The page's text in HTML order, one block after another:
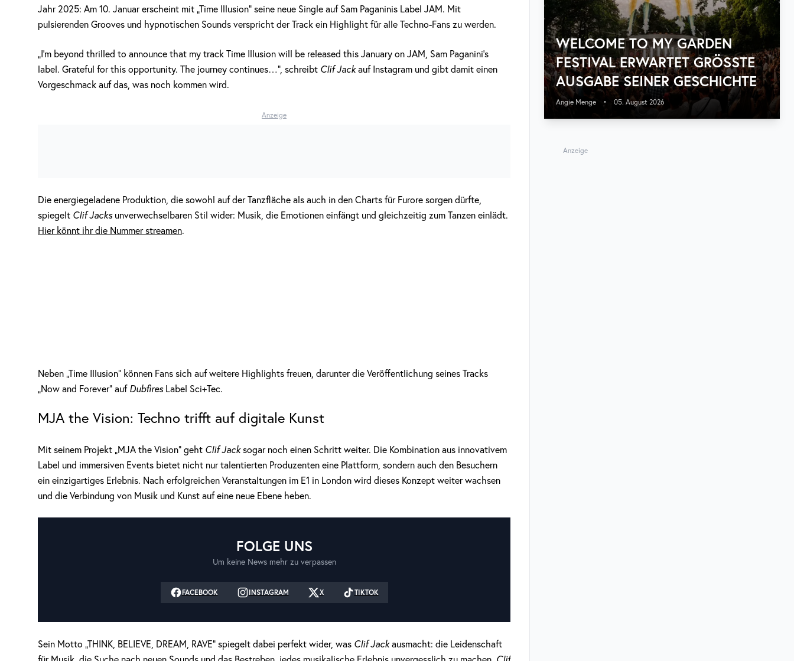
Jahr 2025: Am 10. Januar erscheint mit „Time Illusion“ seine neue Single auf Sam Paganinis Label JAM. Mit
pulsierenden Grooves und hypnotischen Sounds verspricht der Track ein Highlight für alle Techno-Fans zu werden.
„I’m beyond thrilled to announce that my track Time Illusion will be released this January on JAM, Sam Paganini’s
label. Grateful for this opportunity. The journey continues…“, schreibt Clif Jackauf Instagram und gibt damit einen
Vorgeschmack auf das, was noch kommen wird.
Anzeige
Die energiegeladene Produktion, die sowohl auf der Tanzfläche als auch in den Charts für Furore sorgen dürfte,
spiegelt Clif Jacksunverwechselbaren Stil wider: Musik, die Emotionen einfängt und gleichzeitig zum Tanzen einlädt.
Hier könnt ihr die Nummer streamen.
Neben „Time Illusion“ können Fans sich auf weitere Highlights freuen, darunter die Veröffentlichung seines Tracks
„Now and Forever“ auf Dubfires Label Sci+Tec.
MJA the Vision: Techno trifft auf digitale Kunst
Mit seinem Projekt „MJA the Vision“ geht Clif Jacksogar noch einen Schritt weiter. Die Kombination aus innovativem
Label und immersiven Events bietet nicht nur talentierten Produzenten eine Plattform, sondern auch den Besuchern
ein einzigartiges Erlebnis. Nach erfolgreichen Veranstaltungen im E1 in London wird dieses Konzept weiter wachsen
und die Verbindung von Musik und Kunst auf eine neue Ebene heben.
FOLGE UNS
Um keine News mehr zu verpassen
FACEBOOK INSTAGRAM X TIKTOK
Sein Motto „THINK, BELIEVE, DREAM, RAVE“ spiegelt dabei perfekt wider, was Clif Jackausmacht: die Leidenschaft
WELCOME TO MY GARDEN
FESTIVAL ERWARTET GRÖSSTE A
USGABE SEINER GESCHICHTE
Angie Menge • 05. August 2026
Anzeige